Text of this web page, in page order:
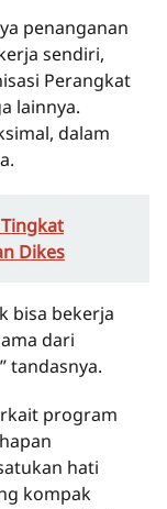
penanganan
sendiri,
Perangkat
lainnya.
dalam
Dikes
bisa bekerja
dari
tandasnya.
program
hati
kompak